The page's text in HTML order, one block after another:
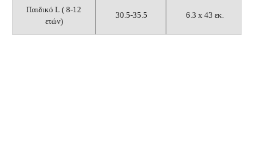
Παιδικό L ( 8-12
ετών)
30.5-35.5 6.3 x 43 εκ.